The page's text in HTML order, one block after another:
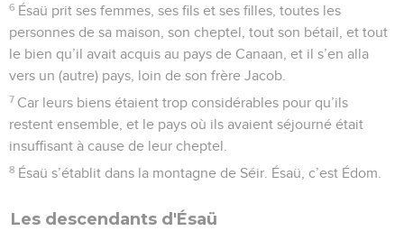
6 Ésaü prit ses femmes, ses fils et ses filles, toutes les
personnes de sa maison, son cheptel, tout son bétail, et tout
le bien qu’il avait acquis au pays de Canaan, et il s’en alla
vers un (autre) pays, loin de son frère Jacob.
7 Car leurs biens étaient trop considérables pour qu’ils
restent ensemble, et le pays où ils avaient séjourné était
insuffisant à cause de leur cheptel.
8 Ésaü s’établit dans la montagne de Séir. Ésaü, c’est Édom.
Les descendants d'Ésaü